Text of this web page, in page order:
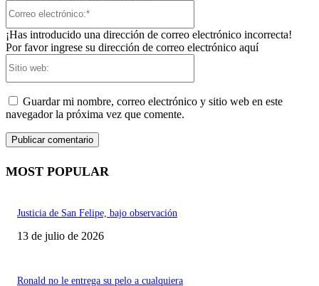
¡Has introducido una dirección de correo electrónico incorrecta!
Por favor ingrese su dirección de correo electrónico aquí
Guardar mi nombre, correo electrónico y sitio web en este
navegador la próxima vez que comente.
MOST POPULAR
Justicia de San Felipe, bajo observación
13 de julio de 2026
Ronald no le entrega su pelo a cualquiera